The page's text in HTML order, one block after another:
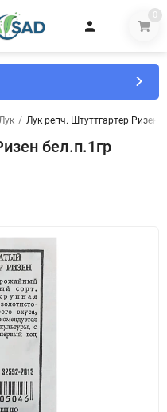
0
/ Лук репч. Штуттгартер Ризен
бел.п.1гр